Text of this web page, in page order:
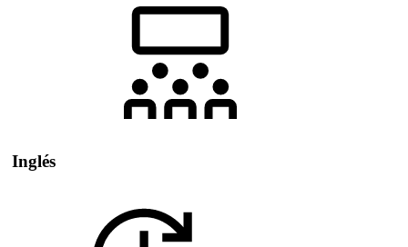
Inglés